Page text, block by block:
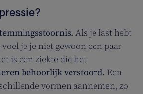
Als je last hebt
je je niet gewoon een paar
is een ziekte die het
behoorlijk verstoord. Een
vormen aannemen, zo